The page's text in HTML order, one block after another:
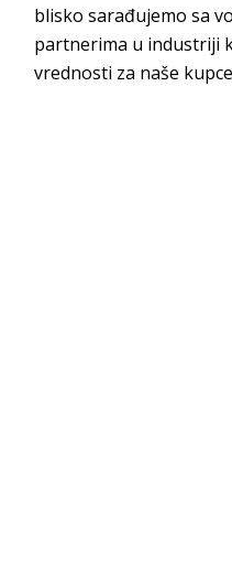
blisko sarađujemo sa
partnerima u industriji
vrednosti za naše